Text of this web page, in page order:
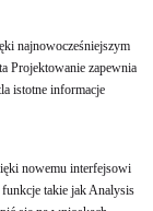
najnowocześniejszym
Projektowanie zapewnia
istotne informacje
nowemu interfejsowi
takie jak Analysis